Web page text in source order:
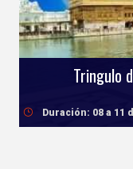
Tringulo
Duración: 08 a 11